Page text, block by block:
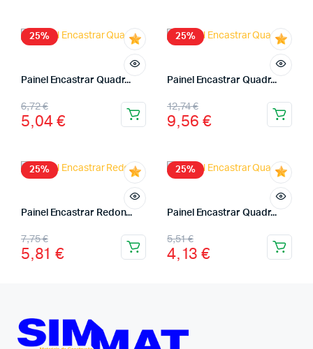
25%
Painel Encastrar Quadr...
6,72€
5,04€
25%
Painel Encastrar Quadr...
12,74€
9,56 €
25%
Painel Encastrar Redon...
7,75€
5,81 €
25%
Painel Encastrar Quadr...
5,51€
4,13 €